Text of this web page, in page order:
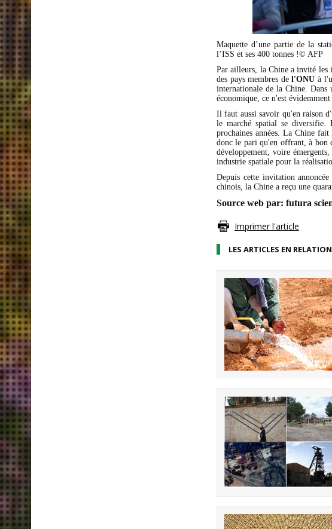
Maquette d’une partie de la
l’ISS et ses 400 tonnes !© AFP
Par ailleurs, la Chine a invité les
des pays membres del'ONU à
internationale de la Chine. Dans
économique, ce n'est évidemment
Il faut aussi savoir qu'en raison
le marché spatial se diversifie.
prochaines années. La Chine
donc le pari qu'en offrant, à bon
développement, voire
industrie spatiale pour la
Depuis cette invitation
chinois, la Chine a reçu une
Source web par: futura
Imprimer l'article
LES ARTICLES EN RELATION